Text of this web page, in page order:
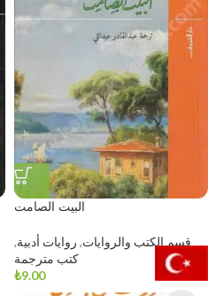
البيت الصامت
قسم الكتب والروايات, روايات أدبية,
كتب مترجمة
₺9.00